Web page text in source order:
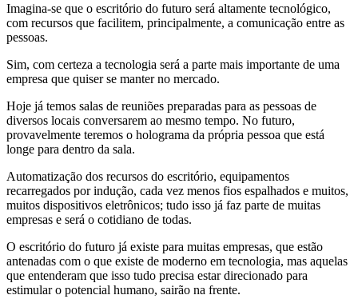
Imagina-se que o escritório do futuro será altamente tecnológico,
com recursos que facilitem, principalmente, a comunicação entre as
pessoas.
Sim, com certeza a tecnologia será a parte mais importante de uma
empresa que quiser se manter no mercado.
Hoje já temos salas de reuniões preparadas para as pessoas de
diversos locais conversarem ao mesmo tempo. No futuro,
provavelmente teremos o holograma da própria pessoa que está
longe para dentro da sala.
Automatização dos recursos do escritório, equipamentos
recarregados por indução, cada vez menos fios espalhados e muitos,
muitos dispositivos eletrônicos; tudo isso já faz parte de muitas
empresas e será o cotidiano de todas.
O escritório do futuro já existe para muitas empresas, que estão
antenadas com o que existe de moderno em tecnologia, mas aquelas
que entenderam que isso tudo precisa estar direcionado para
estimular o potencial humano, sairão na frente.